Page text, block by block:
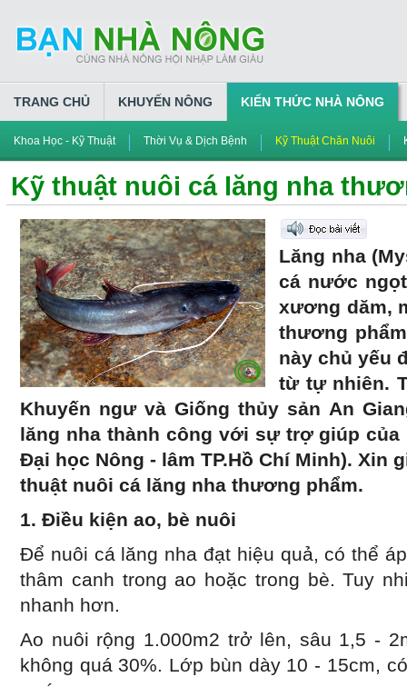
TRANG CHỦ KHUYẾN NÔNG KIẾN THỨC NHÀ NÔNG
Khoa Học - Kỹ Thuật Thời Vụ & Dịch Bệnh Kỹ Thuật Chăn Nuôi
Kỹ thuật nuôi cá lăng nha
Lăng nha
cá nước
xương dăm,
thương
này chủ yếu
từ tự nhiên.
Khuyến ngư và Giống thủy sản An
lăng nha thành công với sự trợ giúp của
Đại học Nông - lâm TP.Hồ Chí Minh). Xin
thuật nuôi cá lăng nha thương phẩm.
1. Điều kiện ao, bè nuôi
Để nuôi cá lăng nha đạt hiệu quả, có thể
thâm canh trong ao hoặc trong bè. Tuy
nhanh hơn.
Ao nuôi rộng 1.000m2 trở lên, sâu 1,5 -
không quá 30%. Lớp bùn dày 10 - 15cm,